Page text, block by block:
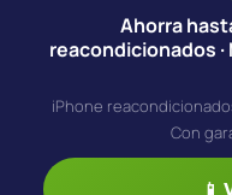
Ahorra
reacondicionados
iPhone
Con
📱